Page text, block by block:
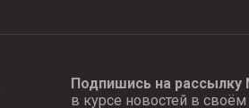
Подпишись на рассылку
в курсе новостей в своём